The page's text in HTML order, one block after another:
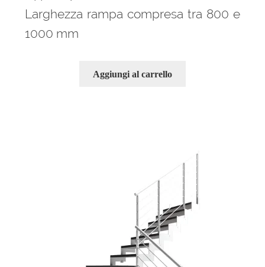
Larghezza rampa compresa tra 800 e
1000 mm
Aggiungi al carrello